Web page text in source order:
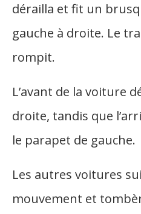
dérailla et fit un
gauche à droite. Le
rompit.
L’avant de la voiture
droite, tandis que
le parapet de gauche.
Les autres voitures
mouvement et